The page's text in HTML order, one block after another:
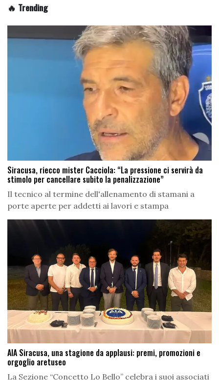
🔥 Trending
Siracusa, riecco mister Cacciola: “La pressione ci servirà da
stimolo per cancellare subito la penalizzazione”
Il tecnico al termine dell'allenamento di stamani a
porte aperte per addetti ai lavori e stampa
AIA Siracusa, una stagione da applausi: premi, promozioni e
orgoglio aretuseo
La Sezione “Concetto Lo Bello” celebra i suoi associati